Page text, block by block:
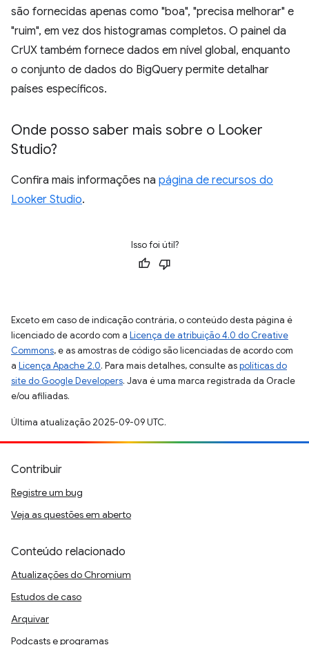
são fornecidas apenas como "boa", "precisa melhorar" e
"ruim", em vez dos histogramas completos. O painel da
CrUX também fornece dados em nível global, enquanto
o conjunto de dados do BigQuery permite detalhar
países específicos.
Onde posso saber mais sobre o Looker
Studio?
Confira mais informações na página de recursos do
Looker Studio.
Isso foi útil?
Exceto em caso de indicação contrária, o conteúdo desta página é
licenciado de acordo com a Licença de atribuição 4.0 do Creative
Commons, e as amostras de código são licenciadas de acordo com
a Licença Apache 2.0. Para mais detalhes, consulte aspolíticas do
site do Google Developers. Java é uma marca registrada da Oracle
e/ou afiliadas.
Última atualização 2025-09-09 UTC.
Contribuir
Registre um bug
Veja as questões em aberto
Conteúdo relacionado
Atualizações do Chromium
Estudos de caso
Arquivar
Podcasts e programas